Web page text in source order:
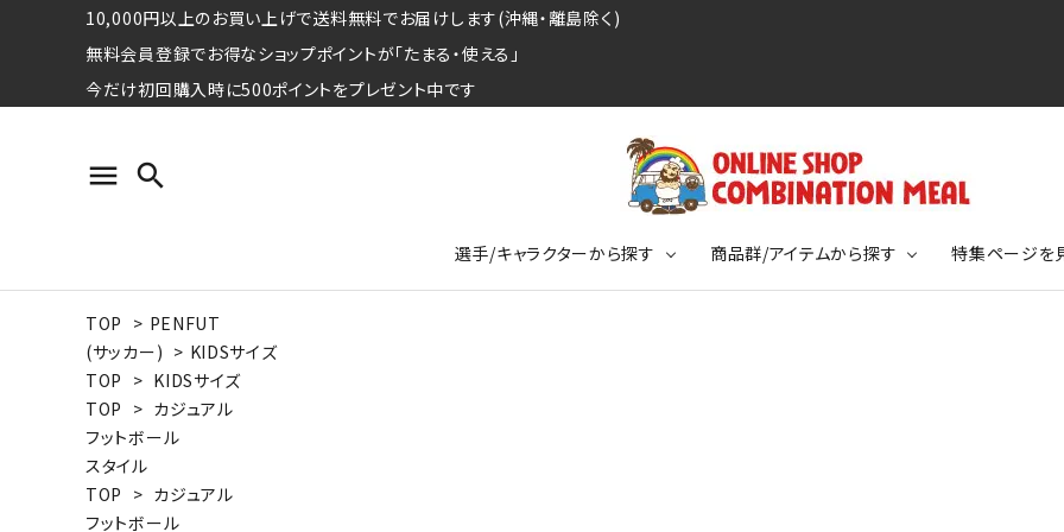
10,000円以上のお買い上げで送料無料でお届けします(沖縄・離島除く)
無料会員登録でお得なショップポイントが「たまる・使える」
今だけ初回購入時に500ポイントをプレゼント中です
menu search
選手/キャラクターから探す
プロ野球選手コレクション
日本プロサッカー選手会シリーズ
水泳競技選手コレクション
商品群/アイテムから探す
Tシャツ
パーカー
期間限定販売アイテム
特集ページを
特集ページ
ウォーレン･クロマティ
特集ページ
競走馬コレクション
TOP > PENFUT
(サッカー) > KIDSサイズ
TOP > KIDSサイズ
TOP > カジュアル
フットボール
スタイル
TOP > カジュアル
フットボール